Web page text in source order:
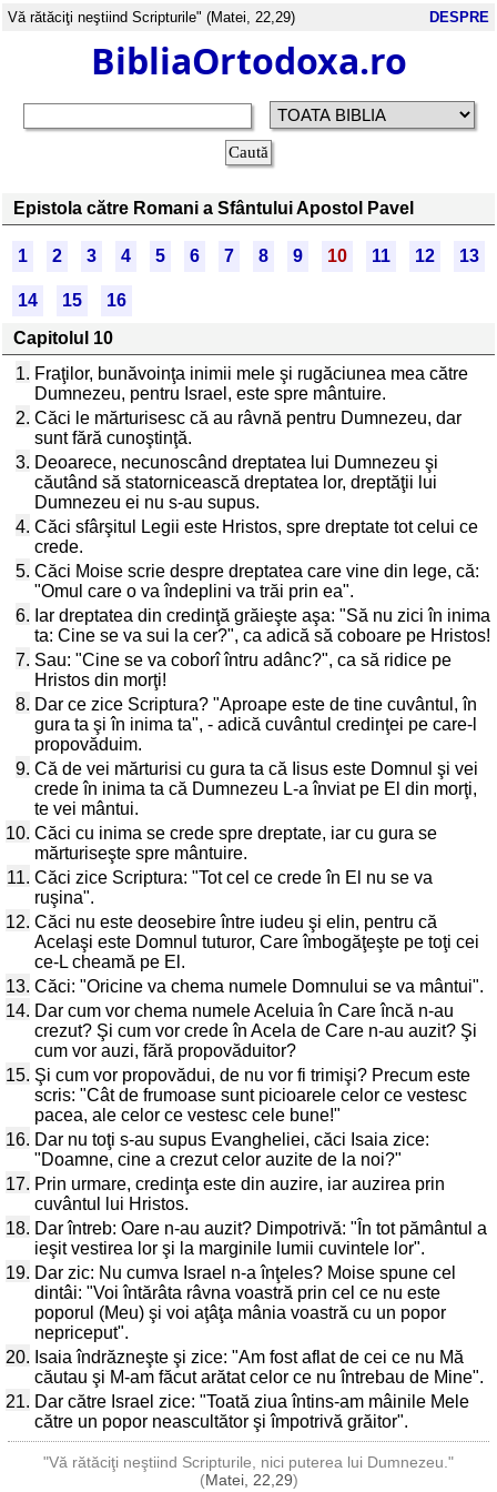
Vă rătăciţi neştiind Scripturile" (Matei, 22,29) DESPRE
BibliaOrtodoxa.ro
Epistola către Romani a Sfântului Apostol Pavel
1 2 3 4 5 6 7 8 9 10 11 12 13
14 15
16
Capitolul 10
1. Fraţilor, bunăvoinţa inimii mele şi rugăciunea mea către
Dumnezeu, pentru Israel, este spre mântuire.
2. Căci le mărturisesc că au râvnă pentru Dumnezeu, dar
sunt fără cunoştinţă.
3. Deoarece, necunoscând dreptatea lui Dumnezeu şi
căutând să statornicească dreptatea lor, dreptăţii lui
Dumnezeu ei nu s-au supus.
4. Căci sfârşitul Legii este Hristos, spre dreptate tot celui ce
crede.
5. Căci Moise scrie despre dreptatea care vine din lege, că:
"Omul care o va îndeplini va trăi prin ea".
6. Iar dreptatea din credinţă grăieşte aşa: "Să nu zici în inima
ta: Cine se va sui la cer?", ca adică să coboare pe Hristos!
7. Sau: "Cine se va coborî întru adânc?", ca să ridice pe
Hristos din morţi!
8. Dar ce zice Scriptura? "Aproape este de tine cuvântul, în
gura ta şi în inima ta", - adică cuvântul credinţei pe care-l
propovăduim.
9. Că de vei mărturisi cu gura ta că Iisus este Domnul şi vei
crede în inima ta că Dumnezeu L-a înviat pe El din morţi,
te vei mântui.
10. Căci cu inima se crede spre dreptate, iar cu gura se
mărturiseşte spre mântuire.
11. Căci zice Scriptura: "Tot cel ce crede în El nu se va
ruşina".
12. Căci nu este deosebire între iudeu şi elin, pentru că
Acelaşi este Domnul tuturor, Care îmbogăţeşte pe toţi cei
ce-L cheamă pe El.
13. Căci: "Oricine va chema numele Domnului se va mântui".
14. Dar cum vor chema numele Aceluia în Care încă n-au
crezut? Şi cum vor crede în Acela de Care n-au auzit? Şi
cum vor auzi, fără propovăduitor?
15. Şi cum vor propovădui, de nu vor fi trimişi? Precum este
scris: "Cât de frumoase sunt picioarele celor ce vestesc
pacea, ale celor ce vestesc cele bune!"
16. Dar nu toţi s-au supus Evangheliei, căci Isaia zice:
"Doamne, cine a crezut celor auzite de la noi?"
17. Prin urmare, credinţa este din auzire, iar auzirea prin
cuvântul lui Hristos.
18. Dar întreb: Oare n-au auzit? Dimpotrivă: "În tot pământul a
ieşit vestirea lor şi la marginile lumii cuvintele lor".
19. Dar zic: Nu cumva Israel n-a înţeles? Moise spune cel
dintâi: "Voi întărâta râvna voastră prin cel ce nu este
poporul (Meu) şi voi aţâţa mânia voastră cu un popor
nepriceput".
20. Isaia îndrăzneşte şi zice: "Am fost aflat de cei ce nu Mă
căutau şi M-am făcut arătat celor ce nu întrebau de Mine".
21. Dar către Israel zice: "Toată ziua întins-am mâinile Mele
către un popor neascultător şi împotrivă grăitor".
"Vă rătăciţi neştiind Scripturile, nici puterea lui Dumnezeu."
(Matei, 22,29)